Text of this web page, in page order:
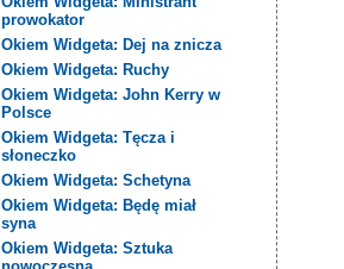
prowokator
Okiem Widgeta: Dej na znicza
Okiem Widgeta: Ruchy
Okiem Widgeta: John Kerry w
Polsce
Okiem Widgeta: Tęcza i
słoneczko
Okiem Widgeta: Schetyna
Okiem Widgeta: Będę miał
syna
Okiem Widgeta: Sztuka